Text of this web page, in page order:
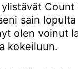
Count
sain
olen voinut
kokeiluun.